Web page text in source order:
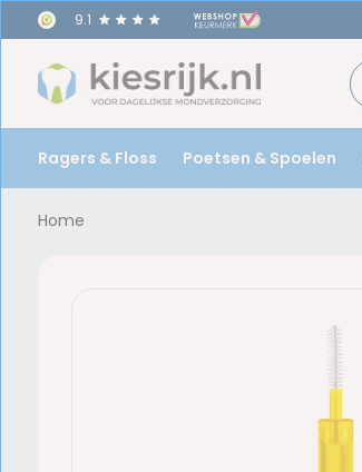
9.1
Ragers & Floss Poetsen & Spoelen
Home